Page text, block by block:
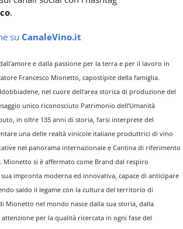
.
su CanaleVino.it
e dalla passione per la terra e per il lavoro in
Francesco Mionetto, capostipite della famiglia.
nel cuore dell’area storica di produzione del
unico riconosciuto Patrimonio dell’Umanità
in oltre 135 anni di storia, farsi interprete del
una delle realtà vinicole italiane produttrici di vino
nel panorama internazionale e Cantina di riferimento
Mionetto si è affermato come Brand dal respiro
impronta moderna ed innovativa, capace di anticipare
saldo il legame con la cultura del territorio di
Mionetto nel mondo nasce dalla sua storia, dalla
per la qualità ricercata in ogni fase del